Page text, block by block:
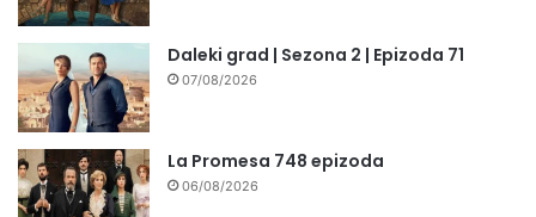
Daleki grad | Sezona 2 | Epizoda 71
07/08/2026
La Promesa 748 epizoda
06/08/2026